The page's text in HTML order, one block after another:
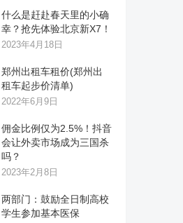
什么是赶赴春天里的小确
幸？抢先体验北京新X7！
2023年4月18日
郑州出租车租价(郑州出
租车起步价清单)
2022年6月9日
佣金比例仅为2.5%！抖音
会让外卖市场成为三国杀
吗？
2023年2月8日
两部门：鼓励全日制高校
学生参加基本医保